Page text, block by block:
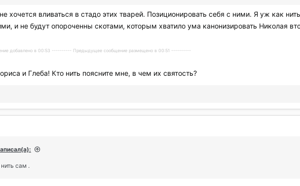
хочется вливаться в стадо этих тварей. Позиционировать себя с ними. Я уж как
и не будут опороченны скотами, которым хватило ума канонизировать Николая
добавлено в 00:53 ---------- Предыдущее сообщение размещено в 00:51 ----------
и Глеба! Кто нить поясните мне, в чем их святость?
сам .